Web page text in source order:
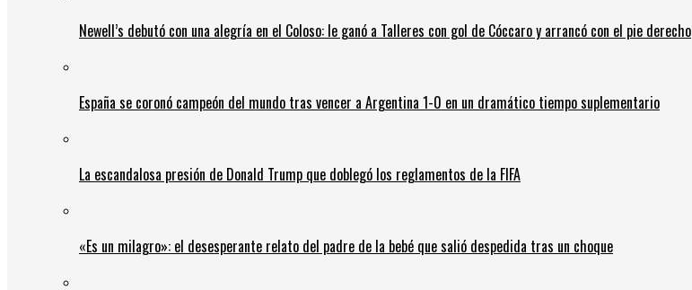
Newell’s debutó con una alegría en el Coloso: le ganó a Talleres con gol de Cóccaro y arrancó con el pie derecho
España se coronó campeón del mundo tras vencer a Argentina 1-0 en un dramático tiempo suplementario
La escandalosa presión de Donald Trump que doblegó los reglamentos de la FIFA
«Es un milagro»: el desesperante relato del padre de la bebé que salió despedida tras un choque